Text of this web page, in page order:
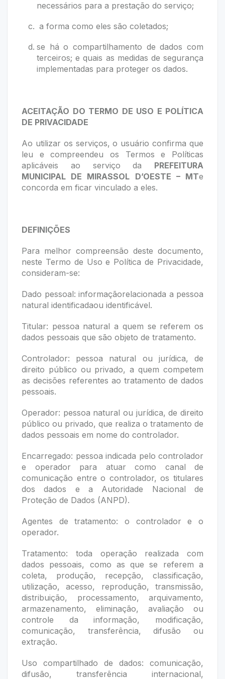
necessários para a prestação do serviço;
a forma como eles são coletados;
se há o compartilhamento de dados com
terceiros; e quais as medidas de segurança
implementadas para proteger os dados.
ACEITAÇÃO DO TERMO DE USO E POLÍTICA
DE PRIVACIDADE
Ao utilizar os serviços, o usuário confirma que
leu e compreendeu os Termos e Políticas
aplicáveis ao serviço da PREFEITURA
MUNICIPAL DE MIRASSOL D’OESTE – MTe
concorda em ficar vinculado a eles.
DEFINIÇÕES
Para melhor compreensão deste documento,
neste Termo de Uso e Política de Privacidade,
consideram-se:
Dado pessoal: informaçãorelacionada a pessoa
natural identificadaou identificável.
Titular: pessoa natural a quem se referem os
dados pessoais que são objeto de tratamento.
Controlador: pessoa natural ou jurídica, de
direito público ou privado, a quem competem
as decisões referentes ao tratamento de dados
pessoais.
Operador: pessoa natural ou jurídica, de direito
público ou privado, que realiza o tratamento de
dados pessoais em nome do controlador.
Encarregado: pessoa indicada pelo controlador
e operador para atuar como canal de
comunicação entre o controlador, os titulares
dos dados e a Autoridade Nacional de
Proteção de Dados (ANPD).
Agentes de tratamento: o controlador e o
operador.
Tratamento: toda operação realizada com
dados pessoais, como as que se referem a
coleta, produção, recepção, classificação,
utilização, acesso, reprodução, transmissão,
distribuição, processamento, arquivamento,
armazenamento, eliminação, avaliação ou
controle da informação, modificação,
comunicação, transferência, difusão ou
extração.
Uso compartilhado de dados: comunicação,
difusão, transferência internacional,